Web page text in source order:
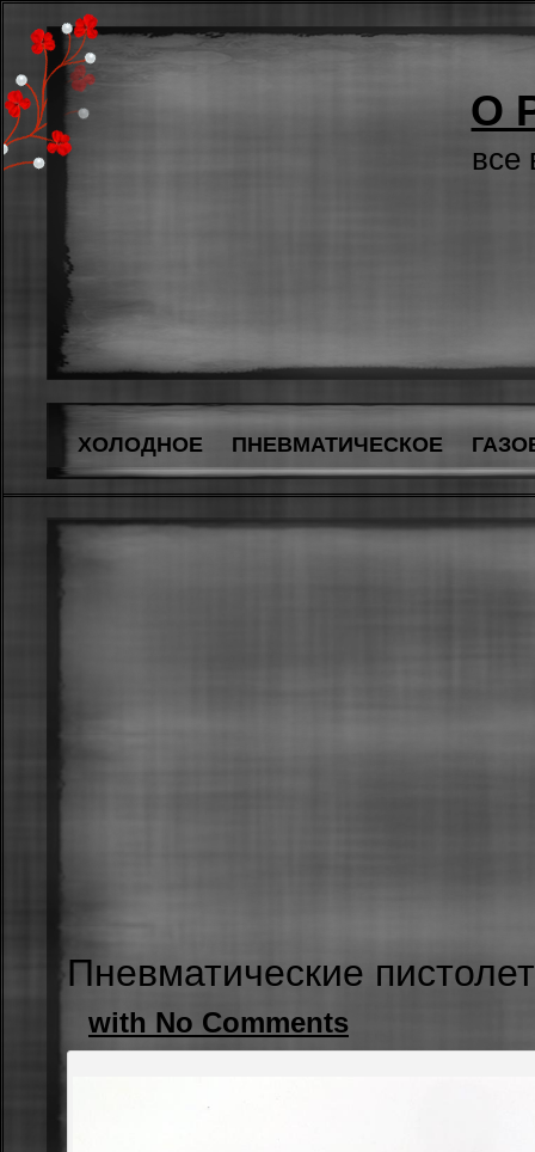
О
все
ХОЛОДНОЕ ПНЕВМАТИЧЕСКОЕ
Пневматические
with No Comments